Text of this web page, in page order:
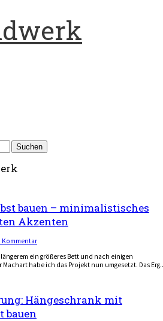
bauen – minimalistisches
Akzenten
Kommentar
ein größeres Bett und nach einigen
habe ich das Projekt nun umgesetzt. Das
Hängeschrank mit
bauen